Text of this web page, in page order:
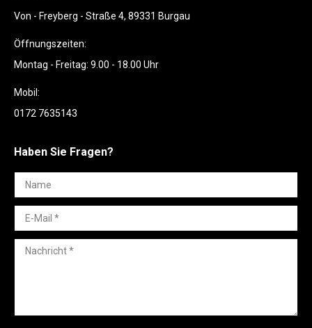
Von - Freyberg - Straße 4, 89331 Burgau
Öffnungszeiten:
Montag - Freitag: 9.00 - 18.00 Uhr
Mobil:
0172 7635143
Haben Sie Fragen?
Name
E-Mail *
Nachricht *